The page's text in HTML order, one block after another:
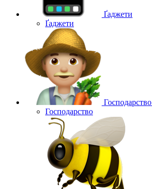
Ґаджети
Ґаджети
Господарство
Господарство